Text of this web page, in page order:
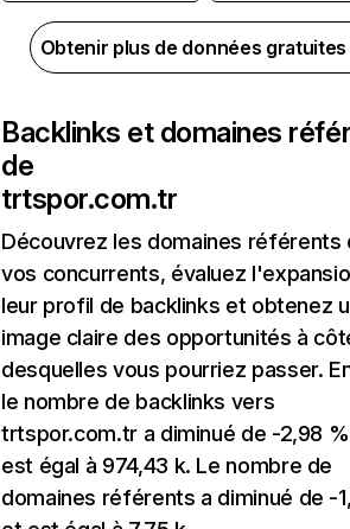
Obtenir plus de données
Backlinks et domaines
de
trtspor.com.tr
Découvrez les domaines référents
vos concurrents, évaluez
leur profil de backlinks et obtenez
image claire des opportunités à
desquelles vous pourriez passer.
le nombre de backlinks vers
trtspor.com.tr a diminué de -2,98
est égal à 974,43 k. Le nombre de
domaines référents a diminué de -